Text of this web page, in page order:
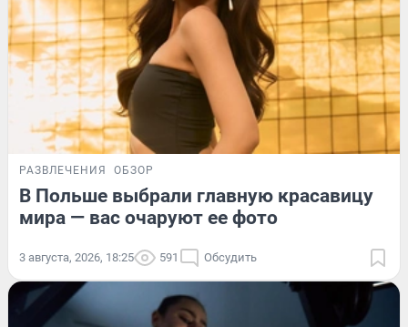
РАЗВЛЕЧЕНИЯ ОБЗОР
В Польше выбрали главную красавицу
мира — вас очаруют ее фото
3 августа, 2026, 18:25 591 Обсудить